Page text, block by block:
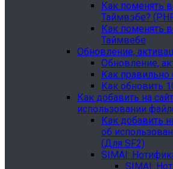
Как поменять
Таймвэбе?
Как поменять
Таймвебе
Обновление,
Обновление,
Как
Как обновить
Как добавить на
использовании
Как добавить
об
(Для SF2)
SIMAI:
SIMAI: